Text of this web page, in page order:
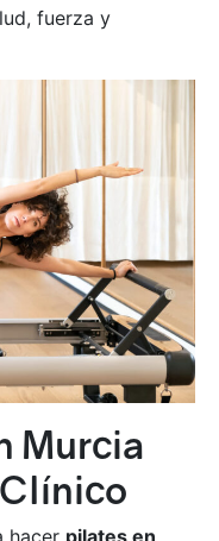
fuerza y
Murcia